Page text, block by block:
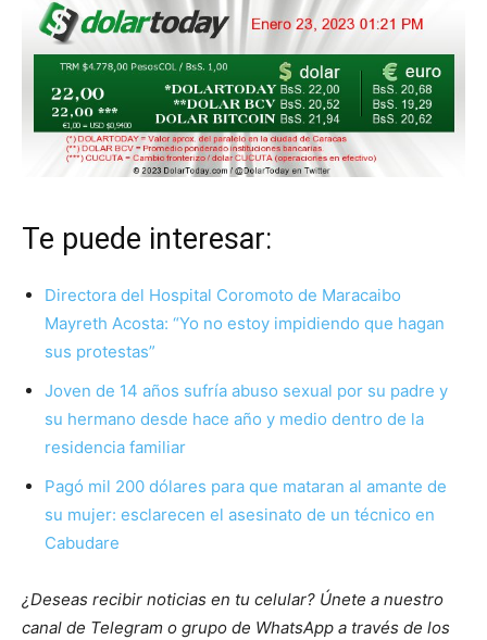
Te puede interesar:
Directora del Hospital Coromoto de Maracaibo
Mayreth Acosta: “Yo no estoy impidiendo que hagan
sus protestas”
Joven de 14 años sufría abuso sexual por su padre y
su hermano desde hace año y medio dentro de la
residencia familiar
Pagó mil 200 dólares para que mataran al amante de
su mujer: esclarecen el asesinato de un técnico en
Cabudare
¿Deseas recibir noticias en tu celular? Únete a nuestro
canal de Telegram o grupo de WhatsApp a través de los